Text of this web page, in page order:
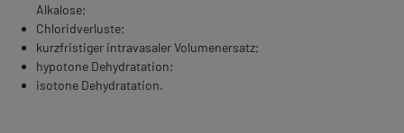
Alkalose;
Chloridverluste;
kurzfristiger intravasaler Volumenersatz;
hypotone Dehydratation;
isotone Dehydratation.